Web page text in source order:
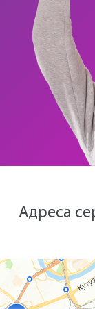
Адреса